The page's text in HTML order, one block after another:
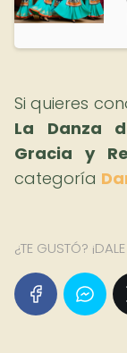
Si quieres
La Danza
Gracia y
categoría
¿TE GUSTÓ?